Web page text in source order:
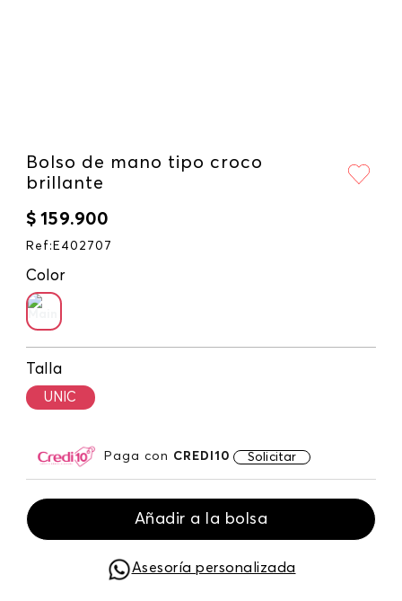
Bolso de mano tipo croco
brillante
$ 159.900
Ref : E402707
Color
Talla
UNIC
Paga con CREDI10 Solicitar
Añadir a la bolsa
Asesoría personalizada